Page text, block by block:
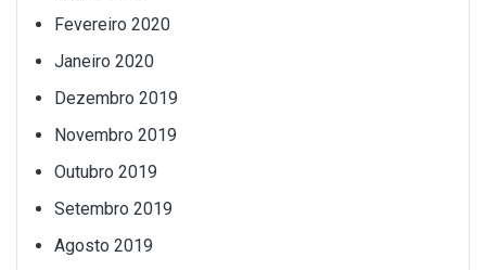
Fevereiro 2020
Janeiro 2020
Dezembro 2019
Novembro 2019
Outubro 2019
Setembro 2019
Agosto 2019